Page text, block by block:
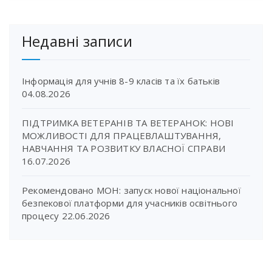
Недавні записи
Інформація для учнів 8-9 класів та їх батьків
04.08.2026
ПІДТРИМКА ВЕТЕРАНІВ ТА ВЕТЕРАНОК: НОВІ
МОЖЛИВОСТІ ДЛЯ ПРАЦЕВЛАШТУВАННЯ,
НАВЧАННЯ ТА РОЗВИТКУ ВЛАСНОЇ СПРАВИ
16.07.2026
Рекомендовано МОН: запуск нової національної
безпекової платформи для учасників освітнього
процесу 22.06.2026